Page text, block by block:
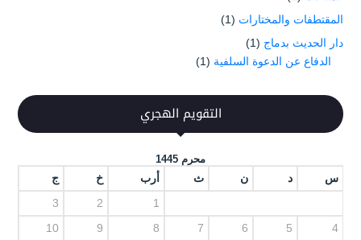
المقتطفات والمختارات (1)
دار الحديث بدماج (1)
الدفاع عن الدعوة السلفية (1)
التقويم الهجري
محرم 1445
س د ن ث أرب خ ج
1
2
3
4
5
6
7
8
9
10